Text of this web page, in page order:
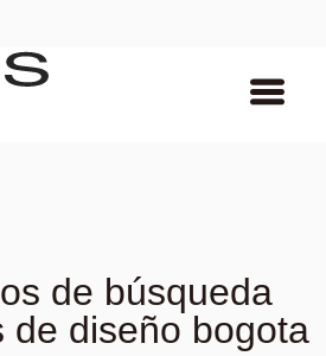
de búsqueda
de diseño bogota